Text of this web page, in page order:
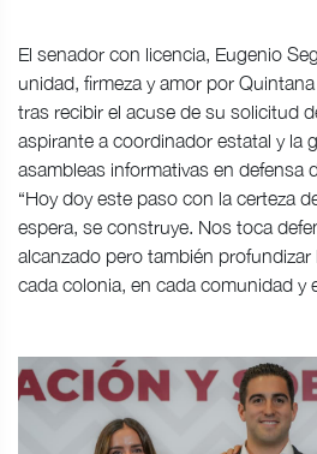
El senador con licencia, Eugenio
unidad, firmeza y amor por
tras recibir el acuse de su solicitud
aspirante a coordinador estatal y la
asambleas informativas en defensa
“Hoy doy este paso con la certeza
espera, se construye. Nos toca
alcanzado pero también
cada colonia, en cada comunidad y